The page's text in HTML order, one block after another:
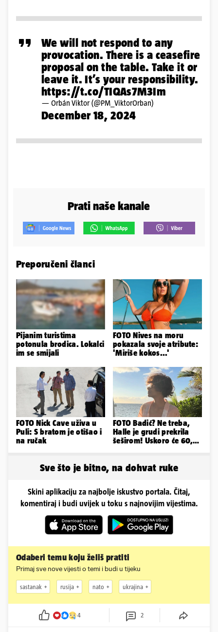
We will not respond to any
provocation. There is a ceasefire
proposal on the table. Take it or
leave it. It’s your responsibility.
https://t.co/TIQAs7M3Im
— Orbán Viktor (@PM_ViktorOrban)
December 18, 2024
Prati naše kanale
Preporučeni članci
Pijanim turistima
potonula brodica. Lokalci
im se smijali
FOTO Nives na moru
pokazala svoje atribute:
'Miriše kokos...'
FOTO Nick Cave uživa u
Puli: S bratom je otišao i
na ručak
FOTO Badić? Ne treba,
Halle je grudi prekrila
šeširom! Uskoro će 60,
Sve što je bitno, na dohvat ruke
Skini aplikaciju za najbolje iskustvo portala. Čitaj,
komentiraj i budi uvijek u toku s najnovijim vijestima.
Odaberi temu koju želiš pratiti
Primaj sve nove vijesti o temi i budi u tijeku
sastanak rusija nato ukrajina
4 2